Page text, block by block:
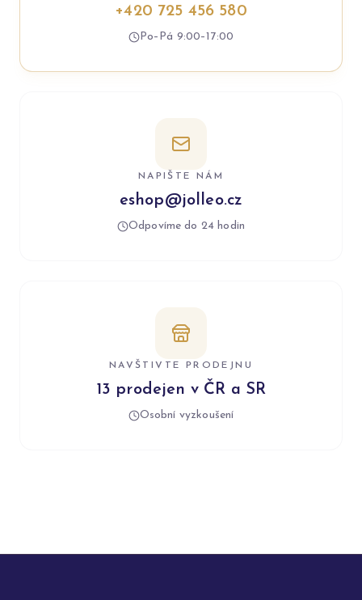
+420 725 456 580
Po–Pá 9:00–17:00
NAPIŠTE NÁM
eshop@jolleo.cz
Odpovíme do 24 hodin
NAVŠTIVTE PRODEJNU
13 prodejen v ČR a SR
Osobní vyzkoušení